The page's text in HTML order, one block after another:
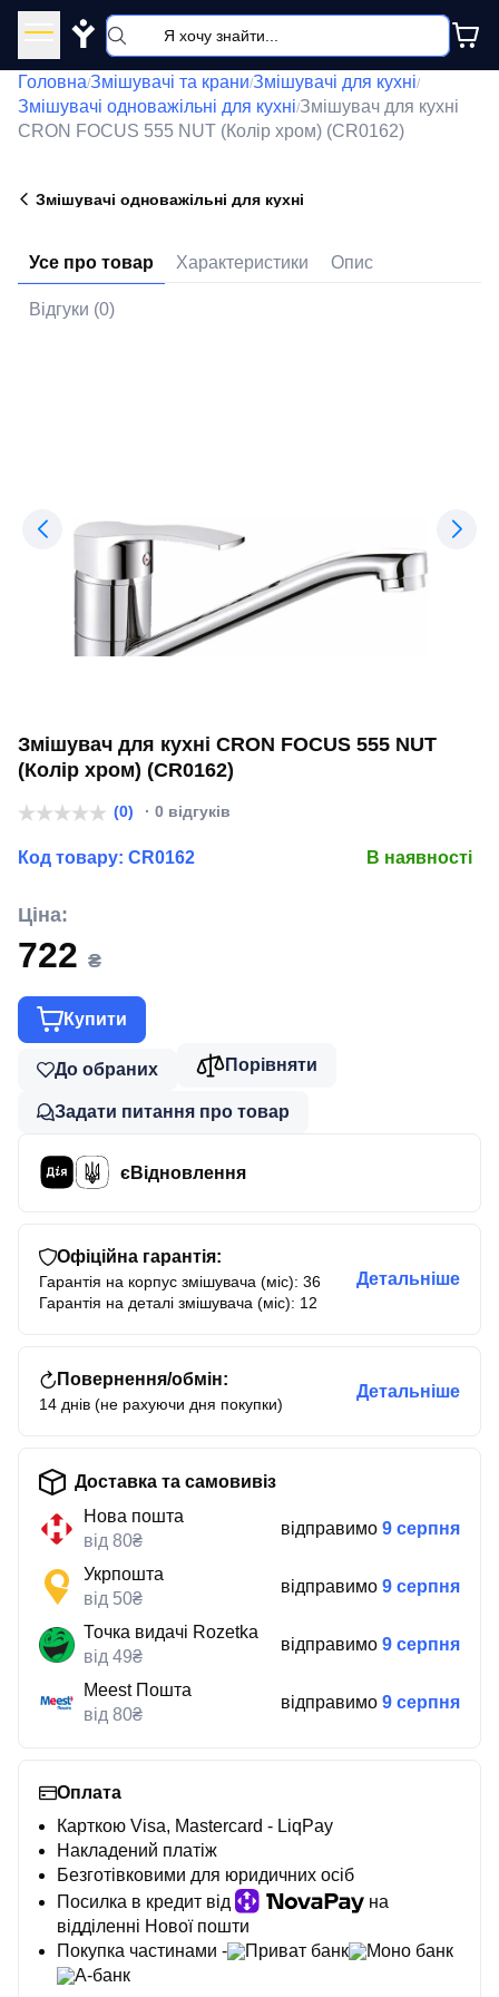
Y
Головна/Змішувачі та крани/Змішувачі для кухні/
Змішувачі одноважільні для кухні/Змішувач для кухні
CRON FOCUS 555 NUT (Колір хром) (CR0162)
Змішувачі одноважільні для кухні
Усе про товар Характеристики Опис
Відгуки (0)
Змішувач для кухні CRON FOCUS 555 NUT
(Колір хром) (CR0162)
(0) · 0 відгуків
Код товару: CR0162 В наявності
Ціна:
722 ₴
Купити
До обраних Порівняти
Задати питання про товар
єВідновлення
Офіційна гарантія:
Гарантія на корпус змішувача (міс): 36
Гарантія на деталі змішувача (міс): 12
Детальніше
Повернення/обмін:
14 днів (не рахуючи дня покупки)
Детальніше
Доставка та самовивіз
Нова пошта
від 80₴
відправимо 9 серпня
Укрпошта
від 50₴
відправимо 9 серпня
Точка видачі Rozetka
від 49₴
відправимо 9 серпня
Meest Пошта
від 80₴
відправимо 9 серпня
Оплата
Карткою Visa, Mastercard - LiqPay
Накладений платіж
Безготівковими для юридичних осіб
Посилка в кредит від
на
відділенні Нової пошти
Покупка частинами -
Приват банк
Моно банк
А-банк